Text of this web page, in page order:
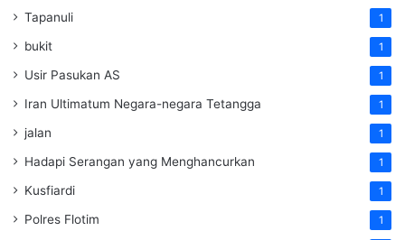
Tapanuli 1
bukit 1
Usir Pasukan AS 1
Iran Ultimatum Negara-negara Tetangga 1
jalan 1
Hadapi Serangan yang Menghancurkan 1
Kusfiardi 1
Polres Flotim 1